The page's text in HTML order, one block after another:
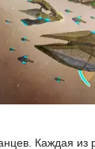
Каждая